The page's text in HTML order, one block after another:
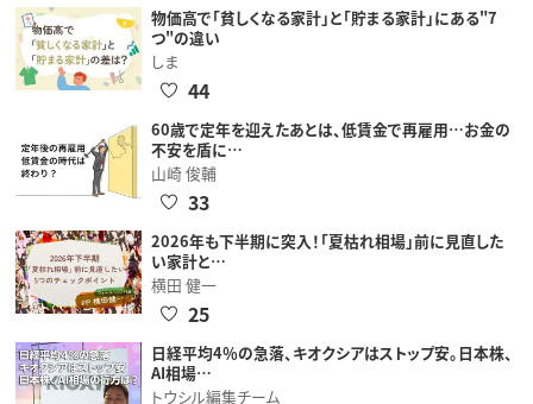
物価高で「貧しくなる家計」と「貯まる家計」にある"7
つ"の違い
しま
44
60歳で定年を迎えたあとは、低賃金で再雇用…お金の
不安を盾に…
山崎 俊輔
33
2026年も下半期に突入！「夏枯れ相場」前に見直した
い家計と…
横田 健一
25
日経平均4％の急落、キオクシアはストップ安。日本株、
AI相場…
トウシル編集チーム